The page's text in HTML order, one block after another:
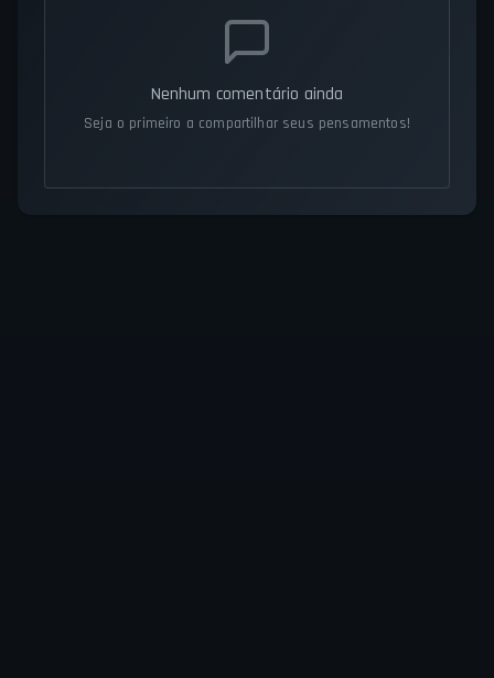
Nenhum comentário ainda
Seja o primeiro a compartilhar seus pensamentos!